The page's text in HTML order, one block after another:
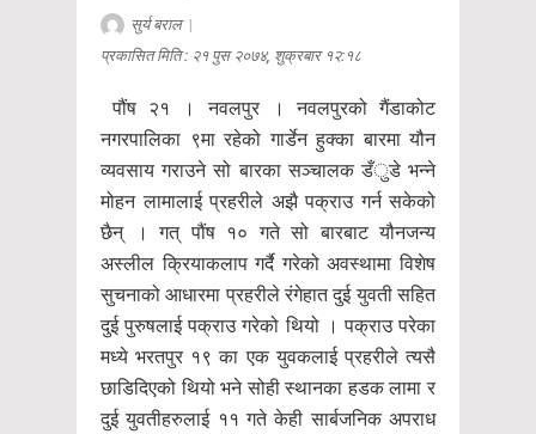
सुर्य बराल|
प्रकासित मिति : २१ पुस २०७४, शुक्रबार १२:१८
पौंष २१ । नवलपुर । नवलपुरको गैंडाकोट
नगरपालिका ९मा रहेको गार्डेन हुक्का बारमा यौन
व्यवसाय गराउने सो बारका सञ्चालक डँुडे भन्ने
मोहन लामालाई प्रहरीले अझै पक्राउ गर्न सकेको
छैन् । गत् पौंष १० गते सो बारबाट यौनजन्य
अस्लील क्रियाकलाप गर्दै गरेको अवस्थामा विशेष
सुचनाको आधारमा प्रहरीले रंगेहात दुई युवती सहित
दुई पुरुषलाई पक्राउ गरेको थियो । पक्राउ परेका
मध्ये भरतपुर १९ का एक युवकलाई प्रहरीले त्यसै
छाडिदिएको थियो भने सोही स्थानका हडक लामा र
दुई युवतीहरुलाई ११ गते केही सार्बजनिक अपराध